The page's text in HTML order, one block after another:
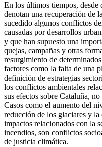
En los últimos tiempos, desde
denotan una recuperación de
sucedido algunos conflictos
causadas por desarrollos
y que han supuesto una
quejas, campañas y otras
resurgimiento de
factores como la falta de una
definición de estrategias
los conflictos ambientales
sus efectos sobre Cataluña,
Casos como el aumento del
reducción de los glaciares y
impactos relacionados con la
incendios, son conflictos
de justicia climática.